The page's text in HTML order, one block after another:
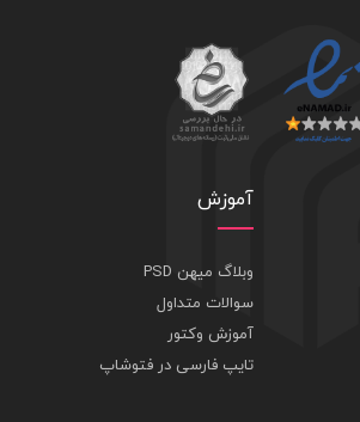
آموزش
وبلاگ میهن PSD
سوالات متداول
آموزش وکتور
تایپ فارسی در فتوشاپ